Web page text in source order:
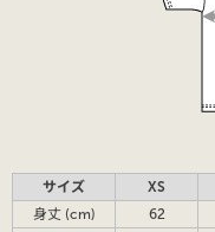
サイズ XS
身丈 (cm)
62